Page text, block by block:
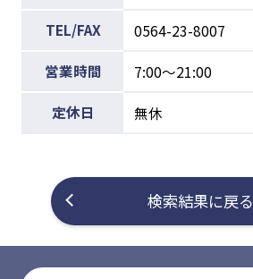
TEL/FAX 0564-23-8007
営業時間 7:00～21:00
定休日 無休
検索結果に戻る